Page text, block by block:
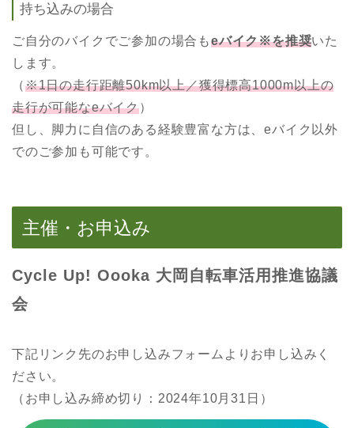
持ち込みの場合
ご自分のバイクでご参加の場合もeバイク※を推奨いた
します。
（※1日の走行距離50km以上／獲得標高1000m以上の
走行が可能なeバイク）
但し、脚力に自信のある経験豊富な方は、eバイク以外
でのご参加も可能です。
主催・お申込み
Cycle Up! Oooka 大岡自転車活用推進協議
会
下記リンク先のお申し込みフォームよりお申し込みく
ださい。
（お申し込み締め切り：2024年10月31日）